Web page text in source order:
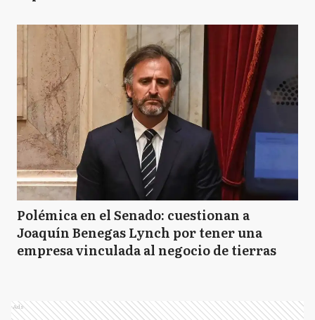
Polémica en el Senado: cuestionan a
Joaquín Benegas Lynch por tener una
empresa vinculada al negocio de tierras
Ads